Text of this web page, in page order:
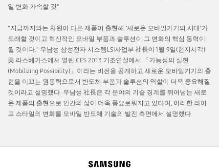
일 변화 가속할 것"
"지금까지와는 차원이 다른 제품이 출현해 '새로운 모바일기기의 시대'가
도래할 것이고 혁신적인 모바일 부품과 솔루션이 그 변화의 핵심 동력이
될 것이다." 우남성 삼성전자 시스템LSI사업부 社長이 1월 9일(현지시각)
美 라스베가스에서 열린 CES 2013 기조연설에서 「가능성의 실현
(Mobilizing Possibility)」이라는 비전을 공개하고 새로운 모바일기기의 출
현을 이끄는 원동력으로서 반도체 부품과 솔루션의 역할이 더욱 중요해질
것이라고 설명했다. 우남성 社長은 각 분야의 기술 경계를 뛰어넘는 새로
운 제품의 출현으로 인간의 삶이 더욱 풍요로워지고 있다며, 이러한 라이
프 스타일의 변화를 모바일 반도체 기술의 발전 측면에서 설명했다.